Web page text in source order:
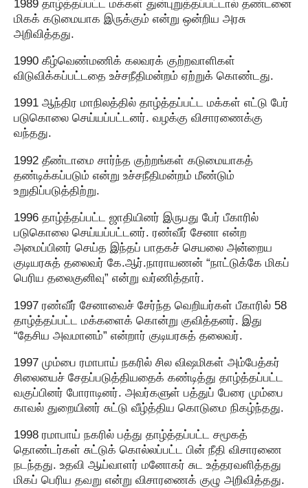
1989 தாழ்த்தப்பட்ட மக்கள் துன்புறுத்தப்பட்டால் தண்டனை
மிகக் கடுமையாக இருக்கும் என்று ஒன்றிய அரசு
அறிவித்தது.
1990 கீழ்வெண்மணிக் கலவரக் குற்றவாளிகள்
விடுவிக்கப்பட்டதை உச்சநீதிமன்றம் ஏற்றுக் கொண்டது.
1991 ஆந்திர மாநிலத்தில் தாழ்த்தப்பட்ட மக்கள் எட்டு பேர்
படுகொலை செய்யப்பட்டனர். வழக்கு விசாரணைக்கு
வந்தது.
1992 தீண்டாமை சார்ந்த குற்றங்கள் கடுமையாகத்
தண்டிக்கப்படும் என்று உச்சநீதிமன்றம் மீண்டும்
உறுதிப்படுத்திற்று.
1996 தாழ்த்தப்பட்ட ஜாதியினர் இருபது பேர் பீகாரில்
படுகொலை செய்யப்பட்டனர். ரண்வீர் சேனா என்ற
அமைப்பினர் செய்த இந்தப் பாதகச் செயலை அன்றைய
குடியரசுத் தலைவர் கே.ஆர்.நாராயணன் “நாட்டுக்கே மிகப்
பெரிய தலைகுனிவு” என்று வர்ணித்தார்.
1997 ரண்வீர் சேனாவைச் சேர்ந்த வெறியர்கள் பீகாரில் 58
தாழ்த்தப்பட்ட மக்களைக் கொன்று குவித்தனர். இது
“தேசிய அவமானம்” என்றார் குடியரசுத் தலைவர்.
1997 மும்பை ரமாபாய் நகரில் சில விஷமிகள் அம்பேத்கர்
சிலையைச் சேதப்படுத்தியதைக் கண்டித்து தாழ்த்தப்பட்ட
வகுப்பினர் போராடினர். அவர்களுள் பத்துப் பேரை மும்பை
காவல் துறையினர் சுட்டு வீழ்த்திய கொடுமை நிகழ்ந்தது.
1998 ரமாபாய் நகரில் பத்து தாழ்த்தப்பட்ட சமூகத்
தொண்டர்கள் சுட்டுக் கொல்லப்பட்ட பின் நீதி விசாரணை
நடந்தது. உதவி ஆய்வாளர் மனோகர் சுட உத்தரவளித்தது
மிகப் பெரிய தவறு என்று விசாரணைக் குழு அறிவித்தது.